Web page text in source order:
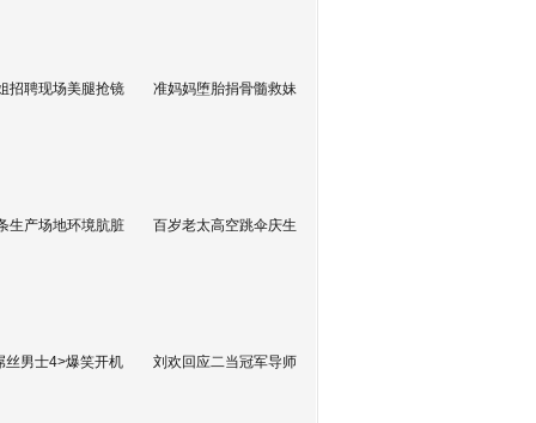
招聘现场美腿抢镜 准妈妈堕胎捐骨髓救妹
生产场地环境肮脏 百岁老太高空跳伞庆生
丝男士4>爆笑开机 刘欢回应二当冠军导师